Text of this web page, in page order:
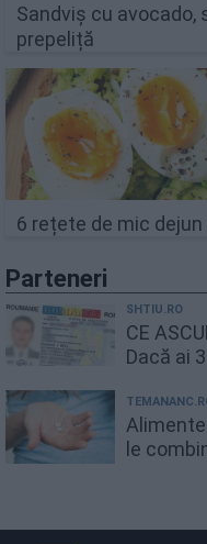
Sandviș cu avocado,
prepeliță
6 rețete de mic
Parteneri
SHTIU.RO
CE
Dacă ai
le